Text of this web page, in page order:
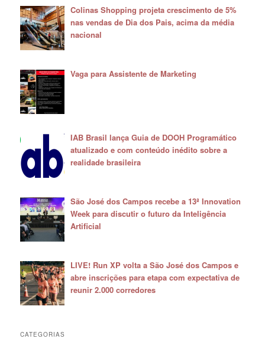
Colinas Shopping projeta crescimento de 5%
nas vendas de Dia dos Pais, acima da média
nacional
Vaga para Assistente de Marketing
IAB Brasil lança Guia de DOOH Programático
atualizado e com conteúdo inédito sobre a
realidade brasileira
São José dos Campos recebe a 13ª Innovation
Week para discutir o futuro da Inteligência
Artificial
LIVE! Run XP volta a São José dos Campos e
abre inscrições para etapa com expectativa de
reunir 2.000 corredores
CATEGORIAS